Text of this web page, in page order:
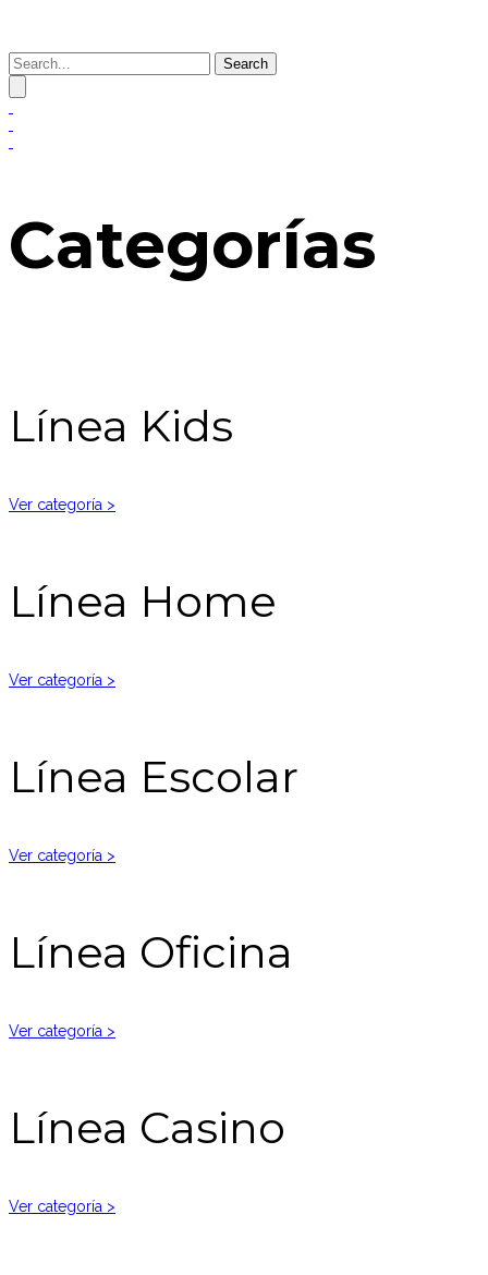
Search
Categorías
Línea Kids
Ver categoría >
Línea Home
Ver categoría >
Línea Escolar
Ver categoría >
Línea Oficina
Ver categoría >
Línea Casino
Ver categoría >